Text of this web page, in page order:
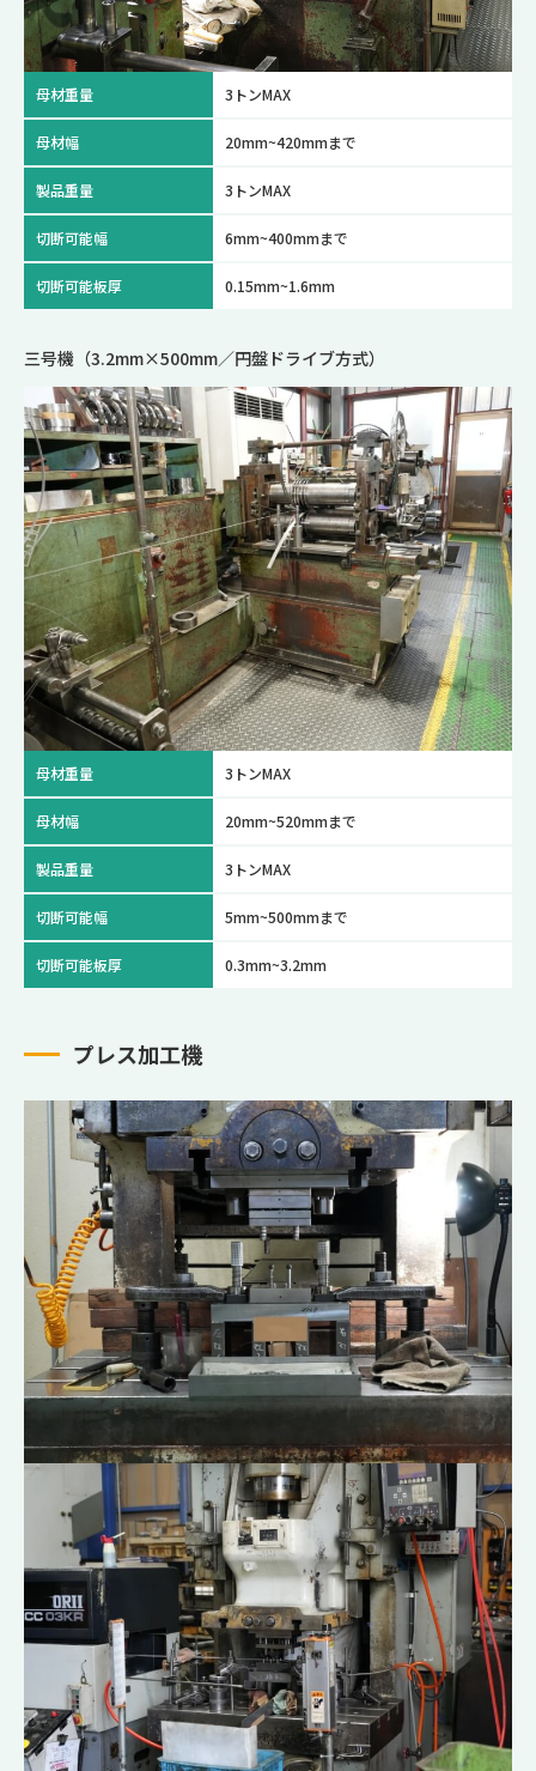
母材重量 3トンMAX
母材幅 20mm~420mmまで
製品重量 3トンMAX
切断可能幅 6mm~400mmまで
切断可能板厚 0.15mm~1.6mm
三号機（3.2mm×500mm／円盤ドライブ方式）
母材重量 3トンMAX
母材幅 20mm~520mmまで
製品重量 3トンMAX
切断可能幅 5mm~500mmまで
切断可能板厚 0.3mm~3.2mm
プレス加工機